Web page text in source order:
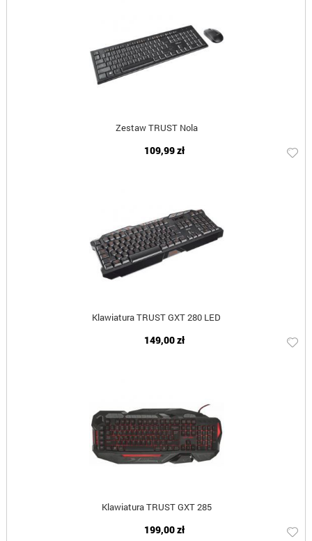
Zestaw TRUST Nola
109,99 zł
Klawiatura TRUST GXT 280 LED
149,00 zł
Klawiatura TRUST GXT 285
199,00 zł